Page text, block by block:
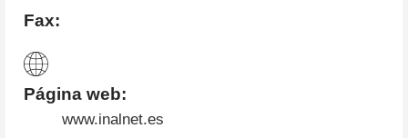
Fax:
Página web:
www.inalnet.es